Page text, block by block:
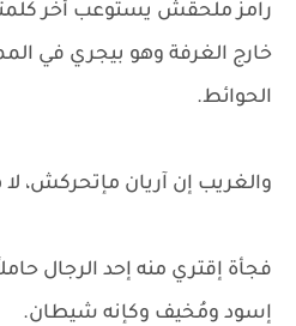
رامز ملحقش يستوعب أخر
خارج الغرفة وهو بيجري في
الحوائط.
والغريب إن آريان مإتحركش، لا
فجأة إقتري منه إحد الرجال
إسود ومُخيف وكإنه شيطان.